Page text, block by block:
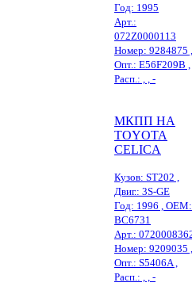
Год: 1995
Арт.:
072Z0000113
Номер: 9284875 ,
Опт.: E56F209B ,
Расп.: , , -
МКПП НА
TOYOTA
CELICA
Кузов: ST202 ,
Двиг.: 3S-GE
Год: 1996 , OEM:
BC6731
Арт.:
Номер: 9209035 ,
Опт.: S5406A ,
Расп.: , , -